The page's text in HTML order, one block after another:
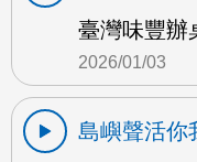
臺灣味豐辦
2026/01/03
島嶼聲活你